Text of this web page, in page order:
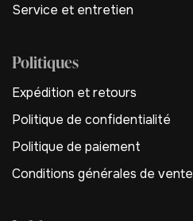
Service et entretien
Politiques
Expédition et retours
Politique de confidentialité
Politique de paiement
Conditions générales de vente